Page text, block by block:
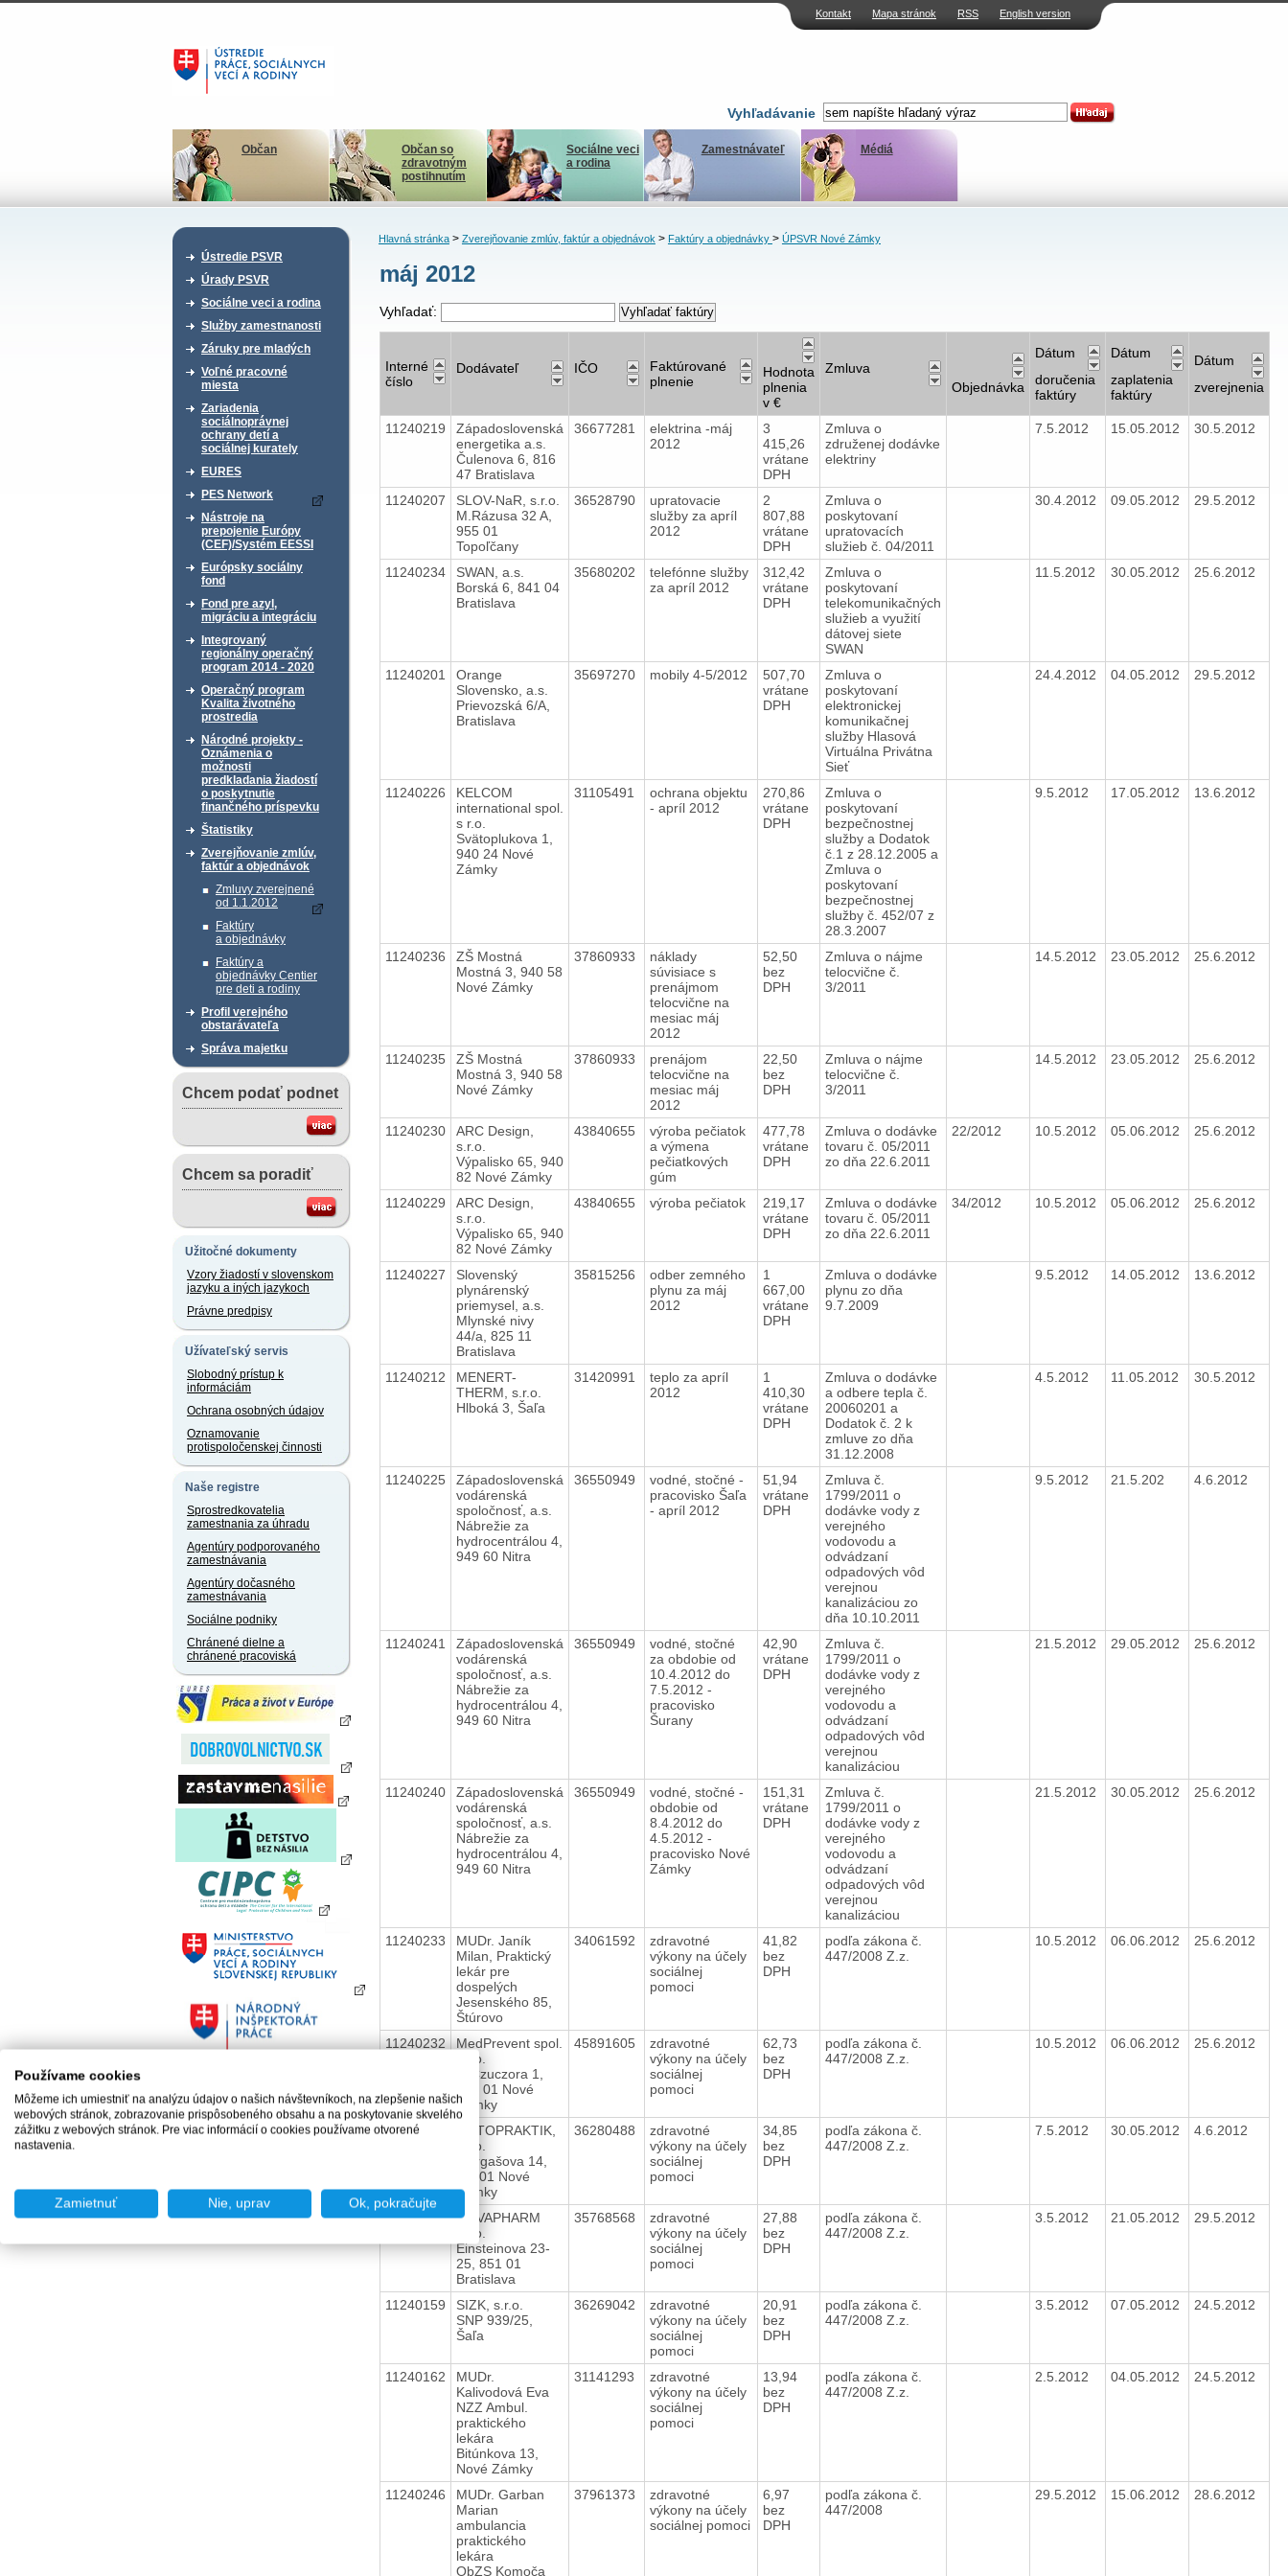
Kontakt Mapa stránok RSS English version
Vyhľadávanie
Občan
Občan so
zdravotným
postihnutím
Sociálne veci
a rodina
Zamestnávateľ Médiá
Ústredie PSVR
Úrady PSVR
Sociálne veci a rodina
Služby zamestnanosti
Záruky pre mladých
Voľné pracovné
miesta
Zariadenia
sociálnoprávnej
ochrany detí a
sociálnej kurately
EURES
PES Network
Nástroje na
prepojenie Európy
(CEF)/Systém EESSI
Európsky sociálny
fond
Fond pre azyl,
migráciu a integráciu
Integrovaný
regionálny operačný
program 2014 - 2020
Operačný program
Kvalita životného
prostredia
Národné projekty -
Oznámenia o
možnosti
predkladania žiadostí
o poskytnutie
finančného príspevku
Štatistiky
Zverejňovanie zmlúv,
faktúr a objednávok
Zmluvy zverejnené
od 1.1.2012
Faktúry
a objednávky
Faktúry a
objednávky Centier
pre deti a rodiny
Profil verejného
obstarávateľa
Správa majetku
Chcem podať podnet
Chcem sa poradiť
Užitočné dokumenty
Vzory žiadostí v slovenskom
jazyku a iných jazykoch
Právne predpisy
Užívateľský servis
Slobodný prístup k
informáciám
Ochrana osobných údajov
Oznamovanie
protispoločenskej činnosti
Naše registre
Sprostredkovatelia
zamestnania za úhradu
Agentúry podporovaného
zamestnávania
Agentúry dočasného
zamestnávania
Sociálne podniky
Chránené dielne a
chránené pracoviská
Hlavná stránka> Zverejňovanie zmlúv, faktúr a objednávok> Faktúry a objednávky > ÚPSVR Nové Zámky
máj 2012
Vyhľadať:
Interné
číslo
Dodávateľ IČO
Faktúrované
plnenie
Hodnota
plnenia
v €
Zmluva
Objednávka
Dátum
doručenia
faktúry
Dátum
zaplatenia
faktúry
Dátum
zverejnenia
11240219
Západoslovenská
energetika a.s.
Čulenova 6, 816
47 Bratislava
36677281
elektrina -máj
2012
3
415,26
vrátane
DPH
Zmluva o
združenej dodávke
elektriny
7.5.2012 15.05.2012 30.5.2012
11240207
SLOV-NaR, s.r.o.
M.Rázusa 32 A,
955 01
Topoľčany
36528790
upratovacie
služby za apríl
2012
2
807,88
vrátane
DPH
Zmluva o
poskytovaní
upratovacích
služieb č. 04/2011
30.4.2012 09.05.2012 29.5.2012
11240234
SWAN, a.s.
Borská 6, 841 04
Bratislava
35680202
telefónne služby
za apríl 2012
312,42
vrátane
DPH
Zmluva o
poskytovaní
telekomunikačných
služieb a využití
dátovej siete
SWAN
11.5.2012 30.05.2012 25.6.2012
11240201
Orange
Slovensko, a.s.
Prievozská 6/A,
Bratislava
35697270 mobily 4-5/2012
507,70
vrátane
DPH
Zmluva o
poskytovaní
elektronickej
komunikačnej
služby Hlasová
Virtuálna Privátna
Sieť
24.4.2012 04.05.2012 29.5.2012
11240226
KELCOM
international spol.
s r.o.
Svätoplukova 1,
940 24 Nové
Zámky
31105491
ochrana objektu
- apríl 2012
270,86
vrátane
DPH
Zmluva o
poskytovaní
bezpečnostnej
služby a Dodatok
č.1 z 28.12.2005 a
Zmluva o
poskytovaní
bezpečnostnej
služby č. 452/07 z
28.3.2007
9.5.2012 17.05.2012 13.6.2012
11240236
ZŠ Mostná
Mostná 3, 940 58
Nové Zámky
37860933
náklady
súvisiace s
prenájmom
telocvične na
mesiac máj
2012
52,50
bez
DPH
Zmluva o nájme
telocvične č.
3/2011
14.5.2012 23.05.2012 25.6.2012
11240235
ZŠ Mostná
Mostná 3, 940 58
Nové Zámky
37860933
prenájom
telocvične na
mesiac máj
2012
22,50
bez
DPH
Zmluva o nájme
telocvične č.
3/2011
14.5.2012 23.05.2012 25.6.2012
11240230
ARC Design,
s.r.o.
Výpalisko 65, 940
82 Nové Zámky
43840655
výroba pečiatok
a výmena
pečiatkových
gúm
477,78
vrátane
DPH
Zmluva o dodávke
tovaru č. 05/2011
zo dňa 22.6.2011
22/2012 10.5.2012 05.06.2012 25.6.2012
11240229
ARC Design,
s.r.o.
Výpalisko 65, 940
82 Nové Zámky
43840655 výroba pečiatok
219,17
vrátane
DPH
Zmluva o dodávke
tovaru č. 05/2011
zo dňa 22.6.2011
34/2012 10.5.2012 05.06.2012 25.6.2012
11240227
Slovenský
plynárenský
priemysel, a.s.
Mlynské nivy
44/a, 825 11
Bratislava
35815256
odber zemného
plynu za máj
2012
1
667,00
vrátane
DPH
Zmluva o dodávke
plynu zo dňa
9.7.2009
9.5.2012 14.05.2012 13.6.2012
11240212
MENERT-
THERM, s.r.o.
Hlboká 3, Šaľa
31420991
teplo za apríl
2012
1
410,30
vrátane
DPH
Zmluva o dodávke
a odbere tepla č.
20060201 a
Dodatok č. 2 k
zmluve zo dňa
31.12.2008
4.5.2012 11.05.2012 30.5.2012
11240225
Západoslovenská
vodárenská
spoločnosť, a.s.
Nábrežie za
hydrocentrálou 4,
949 60 Nitra
36550949
vodné, stočné -
pracovisko Šaľa
- apríl 2012
51,94
vrátane
DPH
Zmluva č.
1799/2011 o
dodávke vody z
verejného
vodovodu a
odvádzaní
odpadových vôd
verejnou
kanalizáciou zo
dňa 10.10.2011
9.5.2012 21.5.202 4.6.2012
11240241
Západoslovenská
vodárenská
spoločnosť, a.s.
Nábrežie za
hydrocentrálou 4,
949 60 Nitra
36550949
vodné, stočné
za obdobie od
10.4.2012 do
7.5.2012 -
pracovisko
Šurany
42,90
vrátane
DPH
Zmluva č.
1799/2011 o
dodávke vody z
verejného
vodovodu a
odvádzaní
odpadových vôd
verejnou
kanalizáciou
21.5.2012 29.05.2012 25.6.2012
11240240
Západoslovenská
vodárenská
spoločnosť, a.s.
Nábrežie za
hydrocentrálou 4,
949 60 Nitra
36550949
vodné, stočné -
obdobie od
8.4.2012 do
4.5.2012 -
pracovisko Nové
Zámky
151,31
vrátane
DPH
Zmluva č.
1799/2011 o
dodávke vody z
verejného
vodovodu a
odvádzaní
odpadových vôd
verejnou
kanalizáciou
21.5.2012 30.05.2012 25.6.2012
11240233
MUDr. Janík
Milan, Praktický
lekár pre
dospelých
Jesenského 85,
Štúrovo
34061592
zdravotné
výkony na účely
sociálnej
pomoci
41,82
bez
DPH
podľa zákona č.
447/2008 Z.z.
10.5.2012 06.06.2012 25.6.2012
11240232
MedPrevent spol.
s r.o.
G.Czuczora 1,
940 01 Nové
Zámky
45891605
zdravotné
výkony na účely
sociálnej
pomoci
62,73
bez
DPH
podľa zákona č.
447/2008 Z.z.
10.5.2012 06.06.2012 25.6.2012
11240221
ORTOPRAKTIK,
s.r.o.
Murgašova 14,
94001 Nové
Zámky
36280488
zdravotné
výkony na účely
sociálnej
pomoci
34,85
bez
DPH
podľa zákona č.
447/2008 Z.z.
7.5.2012 30.05.2012 4.6.2012
11240209
NOVAPHARM
s.r.o.
Einsteinova 23-
25, 851 01
Bratislava
35768568
zdravotné
výkony na účely
sociálnej
pomoci
27,88
bez
DPH
podľa zákona č.
447/2008 Z.z.
3.5.2012 21.05.2012 29.5.2012
11240159
SIZK, s.r.o.
SNP 939/25,
Šaľa
36269042
zdravotné
výkony na účely
sociálnej
pomoci
20,91
bez
DPH
podľa zákona č.
447/2008 Z.z.
3.5.2012 07.05.2012 24.5.2012
11240162
MUDr.
Kalivodová Eva
NZZ Ambul.
praktického
lekára
Bitúnkova 13,
Nové Zámky
31141293
zdravotné
výkony na účely
sociálnej
pomoci
13,94
bez
DPH
podľa zákona č.
447/2008 Z.z.
2.5.2012 04.05.2012 24.5.2012
11240246
MUDr. Garban
Marian
ambulancia
praktického
lekára
ObZS Komoča
37961373
zdravotné
výkony na účely
sociálnej pomoci
6,97
bez
DPH
podľa zákona č.
447/2008
29.5.2012 15.06.2012 28.6.2012
Používame cookies
Môžeme ich umiestniť na analýzu údajov o našich návštevníkoch, na zlepšenie našich
webových stránok, zobrazovanie prispôsobeného obsahu a na poskytovanie skvelého
zážitku z webových stránok. Pre viac informácií o cookies používame otvorené
nastavenia.
Zamietnuť Nie, uprav Ok, pokračujte